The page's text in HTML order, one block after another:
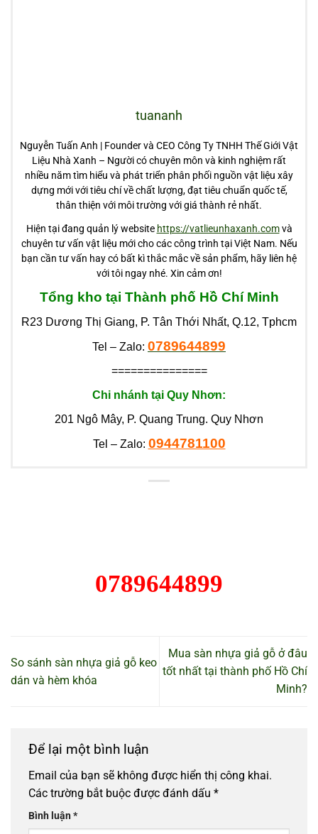
tuananh
Nguyễn Tuấn Anh | Founder và CEO Công Ty TNHH Thế Giới Vật
Liệu Nhà Xanh – Người có chuyên môn và kinh nghiệm rất
nhiều năm tìm hiểu và phát triển phân phối nguồn vật liệu xây
dựng mới với tiêu chí về chất lượng, đạt tiêu chuẩn quốc tế,
thân thiện với môi trường với giá thành rẻ nhất.
Hiện tại đang quản lý website https://vatlieunhaxanh.comvà
chuyên tư vấn vật liệu mới cho các công trình tại Việt Nam. Nếu
bạn cần tư vấn hay có bất kì thắc mắc về sản phẩm, hãy liên hệ
với tôi ngay nhé. Xin cảm ơn!
Tổng kho tại Thành phố Hồ Chí Minh
R23 Dương Thị Giang, P. Tân Thới Nhất, Q.12, Tphcm
Tel – Zalo: 0789644899
===============
Chi nhánh tại Quy Nhơn:
201 Ngô Mây, P. Quang Trung. Quy Nhơn
Tel – Zalo: 0944781100
0789644899
So sánh sàn nhựa giả gỗ keo
dán và hèm khóa
Mua sàn nhựa giả gỗ ở đâu
tốt nhất tại thành phố Hồ Chí
Minh?
Để lại một bình luận
Email của bạn sẽ không được hiển thị công khai.
Các trường bắt buộc được đánh dấu *
Bình luận*